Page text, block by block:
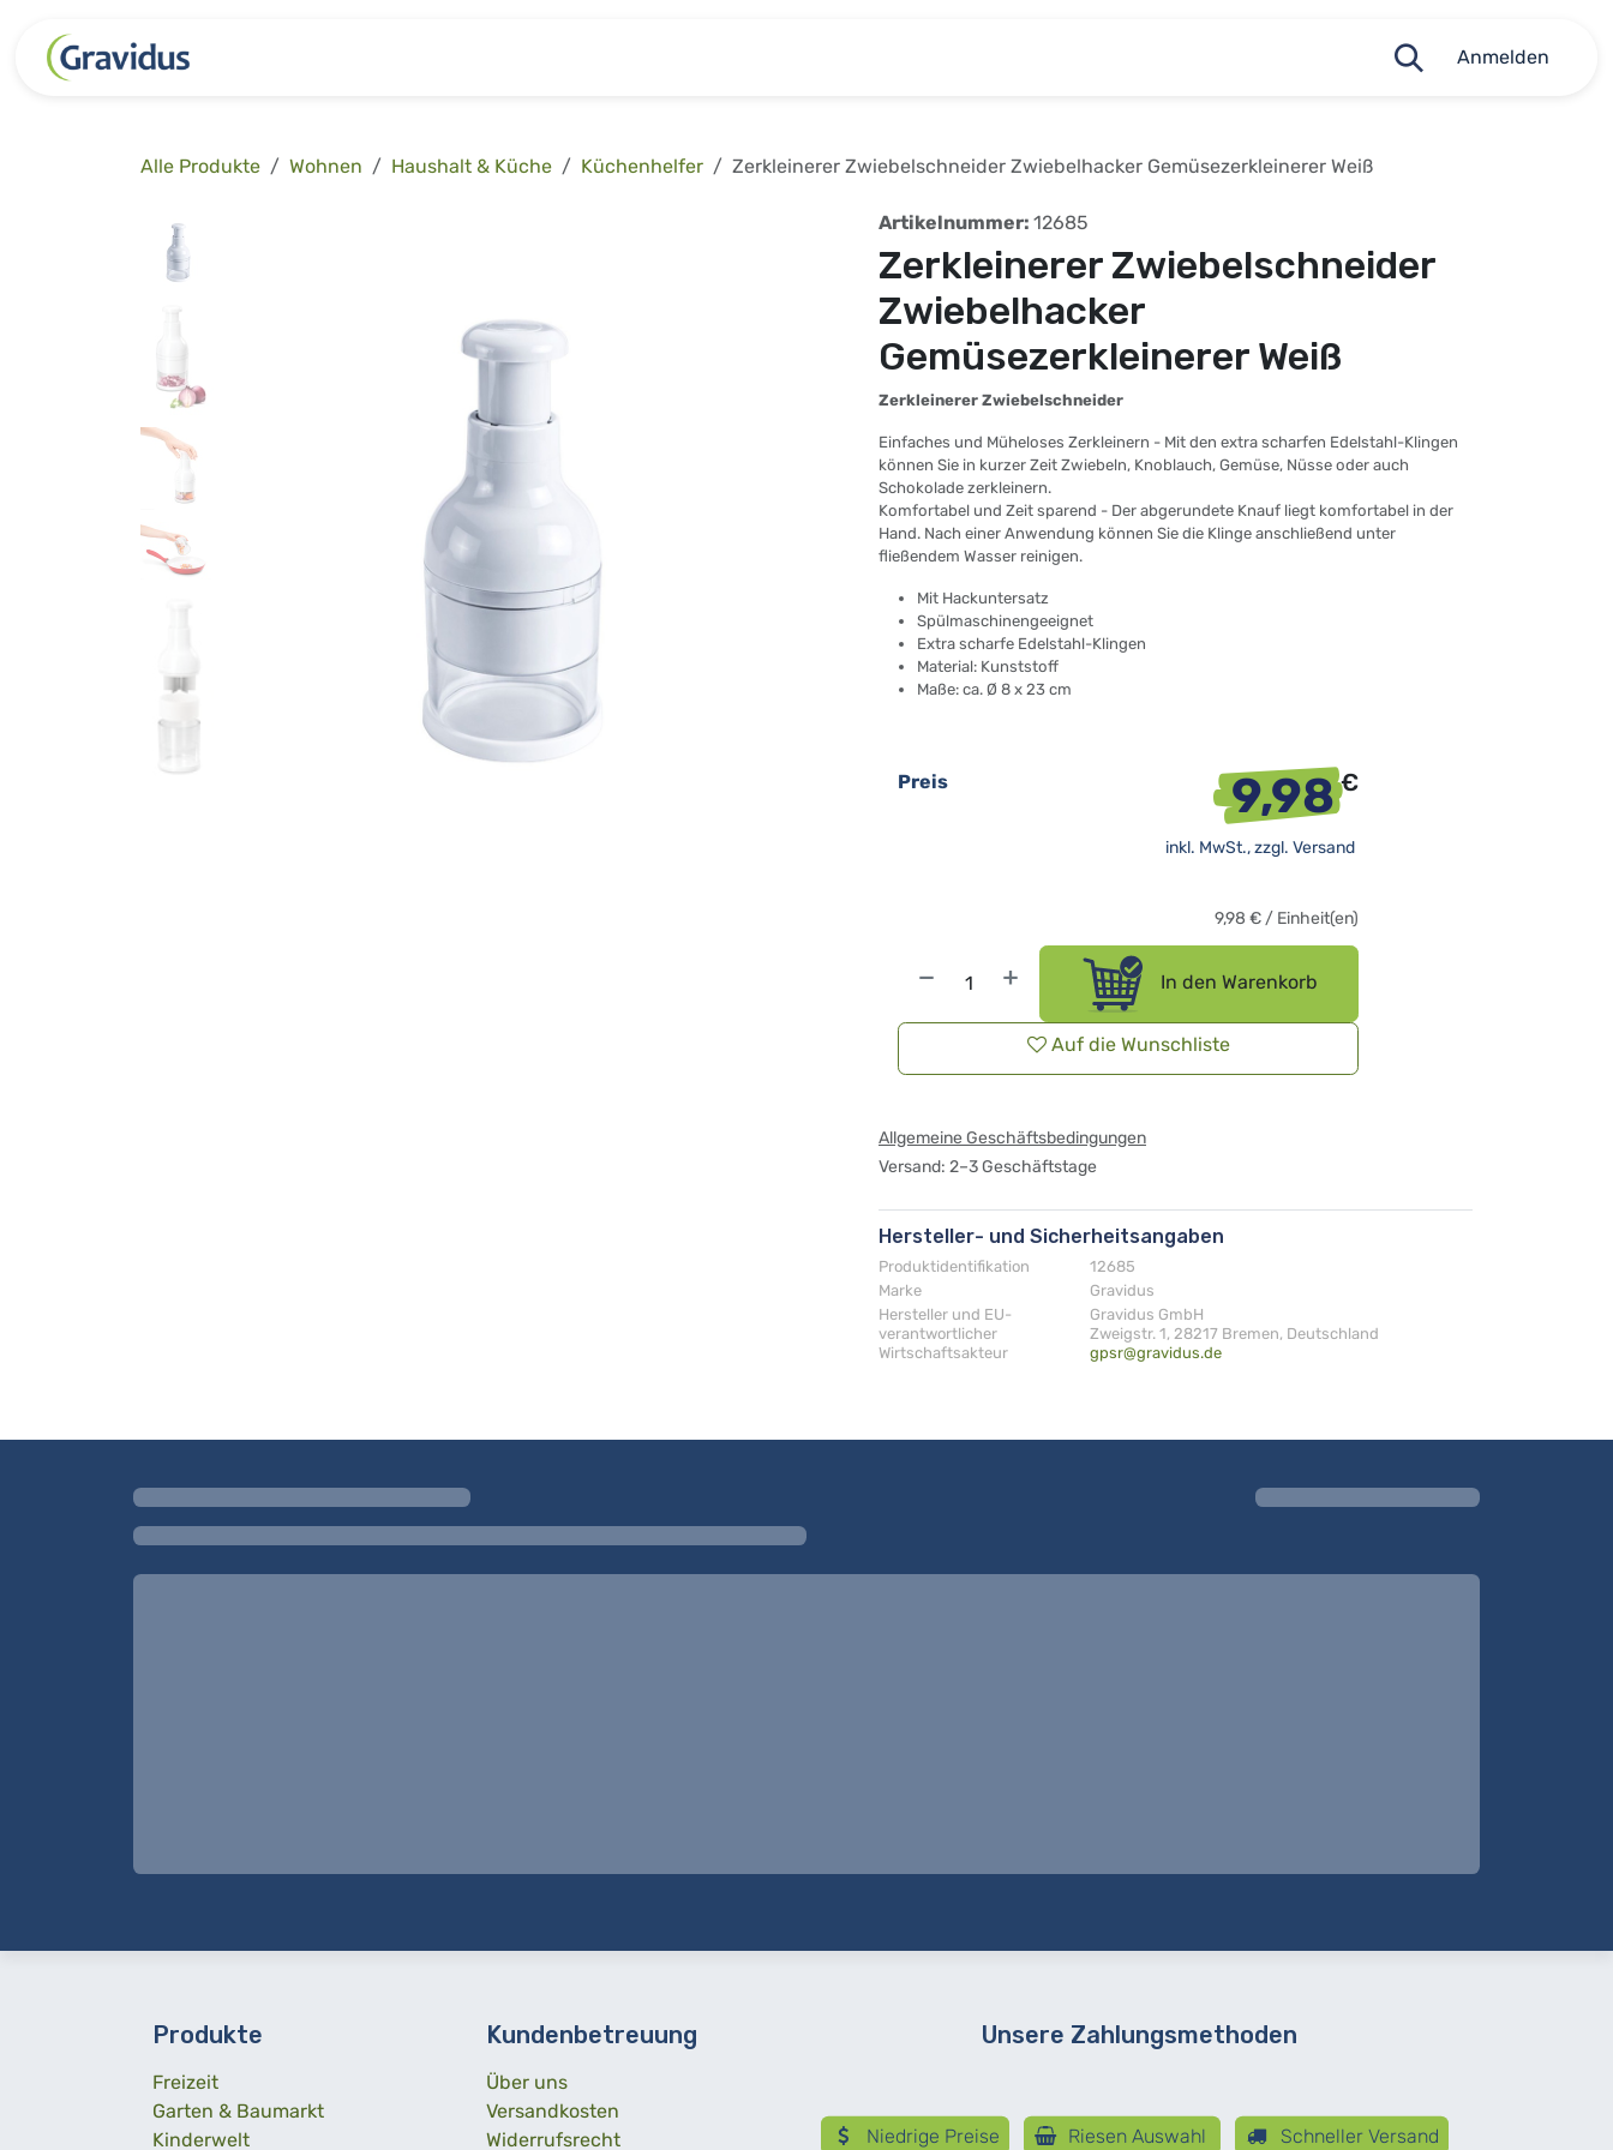
Anmelden
Alle Produkte Wohnen Haushalt & Küche Küchenhelfer Zerkleinerer Zwiebelschneider Zwiebelhacker Gemüsezerkleinerer Weiß
Artikelnummer: 12685
Zerkleinerer Zwiebelschneider
Zwiebelhacker
Gemüsezerkleinerer Weiß
Zerkleinerer Zwiebelschneider
Einfaches und Müheloses Zerkleinern - Mit den extra scharfen Edelstahl-Klingen
können Sie in kurzer Zeit Zwiebeln, Knoblauch, Gemüse, Nüsse oder auch
Schokolade zerkleinern.
Komfortabel und Zeit sparend - Der abgerundete Knauf liegt komfortabel in der
Hand. Nach einer Anwendung können Sie die Klinge anschließend unter
fließendem Wasser reinigen.
Mit Hackuntersatz
Spülmaschinengeeignet
Extra scharfe Edelstahl-Klingen
Material: Kunststoff
Maße: ca. Ø 8 x 23 cm
In den Warenkorb
Auf die Wunschliste
Preis 9,98€
inkl. MwSt., zzgl. Versand
9,98 €/ Einheit(en)
Allgemeine Geschäftsbedingungen
Versand: 2–3 Geschäftstage
Hersteller- und Sicherheitsangaben
Produktidentifikation
12685
Marke
Gravidus
Hersteller und EU-
verantwortlicher
Wirtschaftsakteur
Gravidus GmbH
Zweigstr. 1, 28217 Bremen, Deutschland
gpsr@gravidus.de
Produkte
Freizeit
Garten & Baumarkt
Kinderwelt
Kundenbetreuung
Über uns
Versandkosten
Widerrufsrecht
Unsere Zahlungsmethoden
Niedrige Preise Riesen Auswahl Schneller Versand